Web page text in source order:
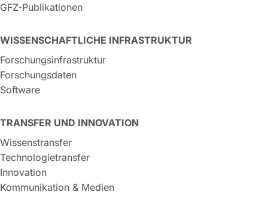
GFZ-Publikationen
WISSENSCHAFTLICHE INFRASTRUKTUR
Forschungsinfrastruktur
Forschungsdaten
Software
TRANSFER UND INNOVATION
Wissenstransfer
Technologietransfer
Innovation
Kommunikation & Medien